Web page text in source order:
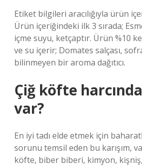
Etiket bilgileri aracılığıyla ürün
Ürün içeriğindeki ilk 3 sırada;
içme suyu, ketçaptır. Ürün %10
ve su içerir; Domates salçası,
bilinmeyen bir aroma dağıtıcı.
Çiğ köfte
var?
En iyi tadı elde etmek için
sorunu temsil eden bu karışım,
köfte, biber biberi, kimyon,